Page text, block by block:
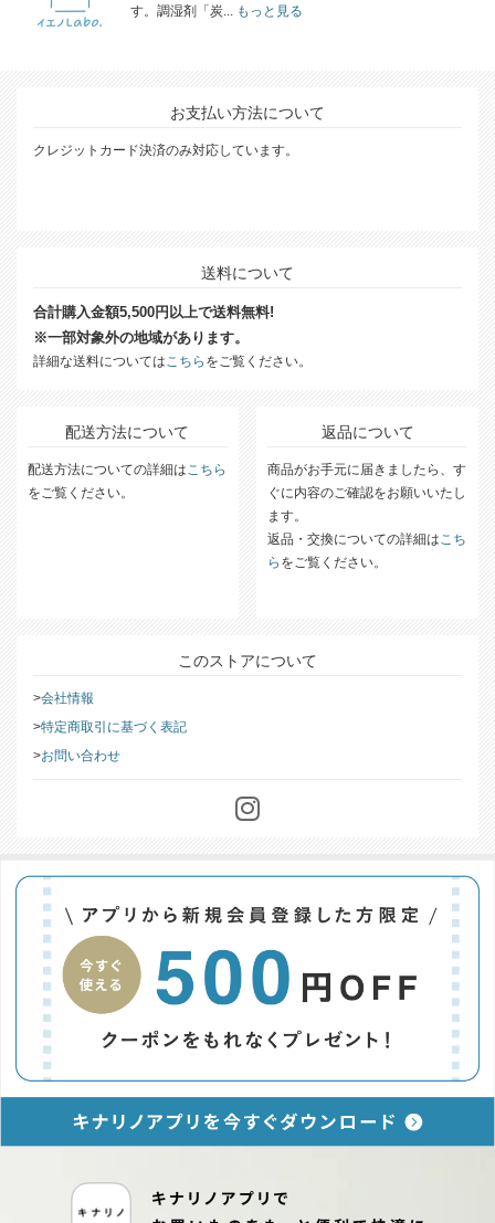
す。調湿剤「炭...
もっと見る
お支払い方法について
クレジットカード決済のみ対応しています。
送料について
合計購入金額5,500円以上で送料無料!
※一部対象外の地域があります。
詳細な送料については こちら をご覧ください。
配送方法について
配送方法についての詳細は こちら
をご覧ください。
返品について
商品がお手元に届きましたら、す
ぐに内容のご確認をお願いいたし
ます。
返品・交換についての詳細は こち
ら をご覧ください。
このストアについて
会社情報
特定商取引に基づく表記
お問い合わせ